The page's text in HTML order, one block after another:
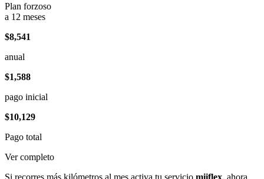
Plan forzoso
a 12 meses
$8,541
anual
$1,588
pago inicial
$10,129
Pago total
Ver completo
Si recorres más kilómetros al mes activa tu servicio miiflex, ahora